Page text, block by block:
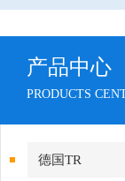
产品中心
PRODUCTS
德国TR